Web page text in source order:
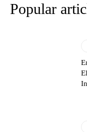
Popular